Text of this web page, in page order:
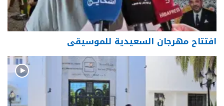
افتتاح مهرجان السعيدية للموسيقى